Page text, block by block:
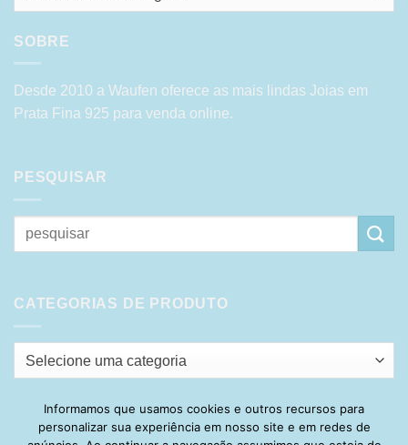
SOBRE
Desde 2010 a Waufen oferece as mais lindas Joias em
Prata Fina 925 para venda online.
PESQUISAR
Pesquisar
por:
CATEGORIAS DE PRODUTO
Selecione uma categoria
Visa PayPal Stripe MasterCard
Cash
Informamos que usamos cookies e outros recursos para
personalizar sua experiência em nosso site e em redes de